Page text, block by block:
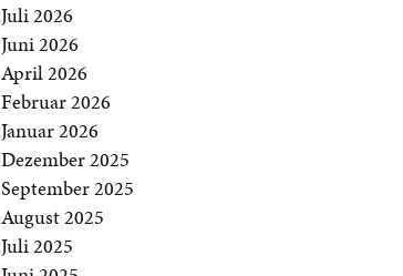
Juli 2026
Juni 2026
April 2026
Februar 2026
Januar 2026
Dezember 2025
September 2025
August 2025
Juli 2025